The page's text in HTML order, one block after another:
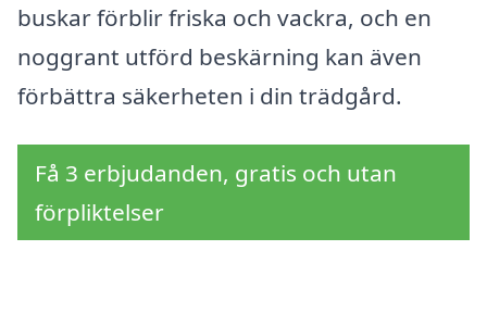
buskar förblir friska och vackra, och en
noggrant utförd beskärning kan även
förbättra säkerheten i din trädgård.
Få 3 erbjudanden, gratis och utan
förpliktelser